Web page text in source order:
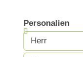
Personalien